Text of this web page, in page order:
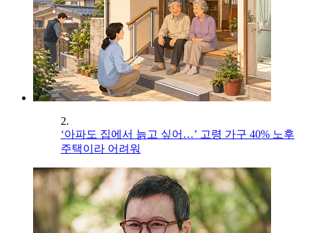
2.
‘아파도 집에서 늙고 싶어…’ 고령 가구 40% 노후
주택이라 어려워